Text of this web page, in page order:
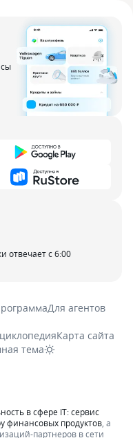
отвечает с 6:00
Для агентов
Карта сайта
тема
в сфере IT: сервис
финансовых продуктов , а
партнеров в сети